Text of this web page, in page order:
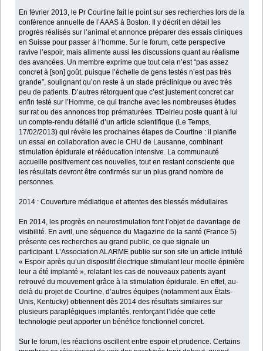
En février 2013, le Pr Courtine fait le point sur ses recherches lors de la
conférence annuelle de l’AAAS à Boston. Il y décrit en détail les
progrès réalisés sur l’animal et annonce préparer des essais cliniques
en Suisse pour passer à l’homme. Sur le forum, cette perspective
ravive l’espoir, mais alimente aussi les discussions quant au réalisme
des avancées. Un membre exprime que tout cela n’est “pas assez
concret à [son] goût, puisque l’échelle de gens testés n’est pas très
grande”, soulignant qu’on reste à un stade préclinique ou avec très
peu de patients. D’autres rétorquent que c’est justement concret car
enfin testé sur l’Homme, ce qui tranche avec les nombreuses études
sur rat ou des annonces trop prématurées. TDelrieu poste quant à lui
un compte-rendu détaillé d’un article scientifique (Le Temps,
17/02/2013) qui révèle les prochaines étapes de Courtine : il planifie
un essai en collaboration avec le CHU de Lausanne, combinant
stimulation épidurale et rééducation intensive. La communauté
accueille positivement ces nouvelles, tout en restant consciente que
les résultats devront être confirmés sur un plus grand nombre de
personnes.
2014 : Couverture médiatique et attentes des blessés médullaires
En 2014, les progrès en neurostimulation font l’objet de davantage de
visibilité. En avril, une séquence du Magazine de la santé (France 5)
présente ces recherches au grand public, ce que signale un
participant. L’Association ALARME publie sur son site un article intitulé
« Espoir après qu’un dispositif électrique stimulant leur moelle épinière
leur a été implanté », relatant les cas de nouveaux patients ayant
retrouvé du mouvement grâce à la stimulation épidurale. En effet, au-
delà du projet de Courtine, d’autres équipes (notamment aux États-
Unis, Kentucky) obtiennent dès 2014 des résultats similaires sur
plusieurs paraplégiques implantés, renforçant l’idée que cette
technologie peut apporter un bénéfice fonctionnel concret.
Sur le forum, les réactions oscillent entre espoir et prudence. Certains